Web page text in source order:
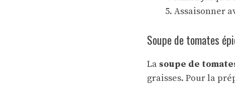
Assaisonner
Soupe de tomates
La soupe de
graisses. Pour la